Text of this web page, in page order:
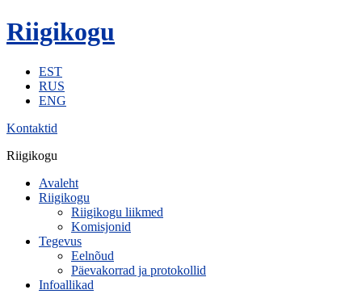
Riigikogu
EST
RUS
ENG
Kontaktid
Riigikogu
Avaleht
Riigikogu
Riigikogu liikmed
Komisjonid
Tegevus
Eelnõud
Päevakorrad ja protokollid
Infoallikad